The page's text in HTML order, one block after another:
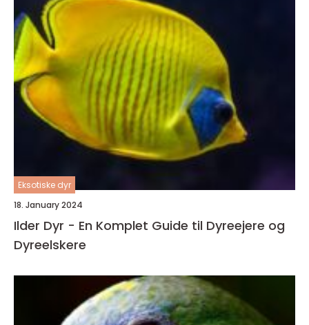
Eksotiske dyr
18. January 2024
Ilder Dyr - En Komplet Guide til Dyreejere og
Dyreelskere